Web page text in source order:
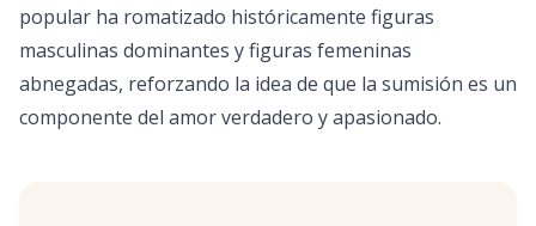
popular ha romatizado históricamente figuras
masculinas dominantes y figuras femeninas
abnegadas, reforzando la idea de que la sumisión es un
componente del amor verdadero y apasionado.